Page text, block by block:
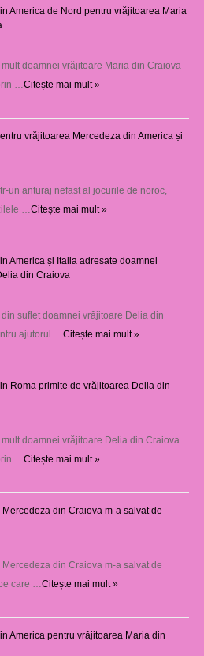
America de Nord pentru vrăjitoarea Maria
doamnei vrăjitoare Maria din Craiova
… Citește mai mult »
vrăjitoarea Mercedeza din America și
un anturaj nefast al jocurile de noroc,
… Citește mai mult »
America și Italia adresate doamnei
din Craiova
din suflet doamnei vrăjitoare Delia din
ajutorul … Citește mai mult »
Roma primite de vrăjitoarea Delia din
mult doamnei vrăjitoare Delia din Craiova
… Citește mai mult »
din Craiova m-a salvat de
din Craiova m-a salvat de
care … Citește mai mult »
America pentru vrăjitoarea Maria din